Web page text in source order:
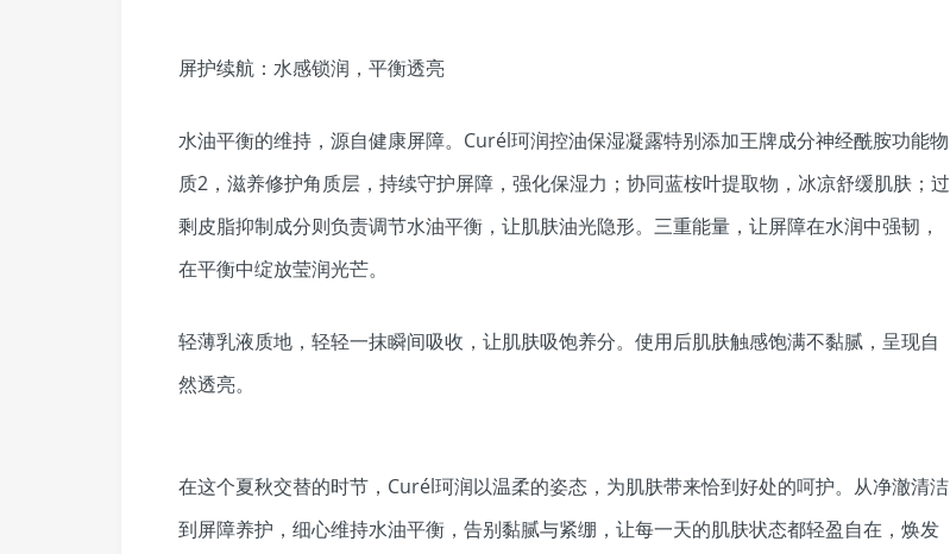
屏护续航：水感锁润，平衡透亮
水油平衡的维持，源自健康屏障。Curél珂润控油保湿凝露特别添加王牌成分神经酰胺功能物
质2，滋养修护角质层，持续守护屏障，强化保湿力；协同蓝桉叶提取物，冰凉舒缓肌肤；过
剩皮脂抑制成分则负责调节水油平衡，让肌肤油光隐形。三重能量，让屏障在水润中强韧，
在平衡中绽放莹润光芒。
轻薄乳液质地，轻轻一抹瞬间吸收，让肌肤吸饱养分。使用后肌肤触感饱满不黏腻，呈现自
然透亮。
在这个夏秋交替的时节，Curél珂润以温柔的姿态，为肌肤带来恰到好处的呵护。从净澈清洁
到屏障养护，细心维持水油平衡，告别黏腻与紧绷，让每一天的肌肤状态都轻盈自在，焕发